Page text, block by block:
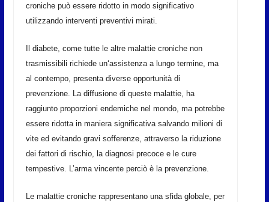
croniche può essere ridotto in modo significativo
utilizzando interventi preventivi mirati.
Il diabete, come tutte le altre malattie croniche non
trasmissibili richiede un‘assistenza a lungo termine, ma
al contempo, presenta diverse opportunità di
prevenzione. La diffusione di queste malattie, ha
raggiunto proporzioni endemiche nel mondo, ma potrebbe
essere ridotta in maniera significativa salvando milioni di
vite ed evitando gravi sofferenze, attraverso la riduzione
dei fattori di rischio, la diagnosi precoce e le cure
tempestive. L’arma vincente perciò è la prevenzione.
Le malattie croniche rappresentano una sfida globale, per